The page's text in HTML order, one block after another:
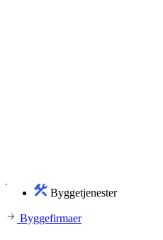
Byggetjenester
Byggefirmaer